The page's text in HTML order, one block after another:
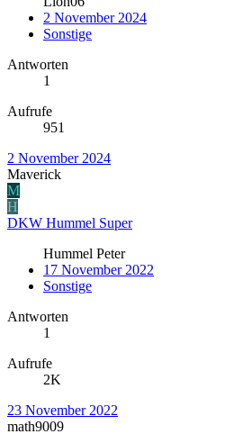
2 November 2024
Sonstige
Antworten
1
Aufrufe
951
2 November 2024
Maverick
M
H
DKW Hummel Super
Hummel Peter
17 November 2022
Sonstige
Antworten
1
Aufrufe
2K
23 November 2022
math9009